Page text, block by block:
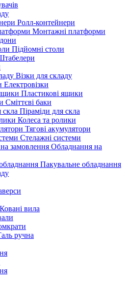
Ролл-контейнери
Монтажні платформи
Підйомні столи
Візки для складу
Електровізки
Пластикові ящики
Сміттєві баки
Піраміди для скла
Колеса та ролики
Тягові акумулятори
Стелажні системи
Обладнання на
Пакувальне обладнання
Ковані вила
ручна